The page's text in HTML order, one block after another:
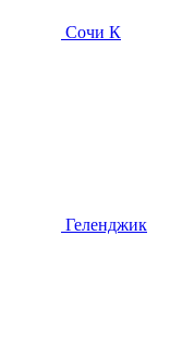
Сочи К
Геленджик